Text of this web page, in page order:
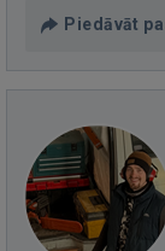
Piedāvāt